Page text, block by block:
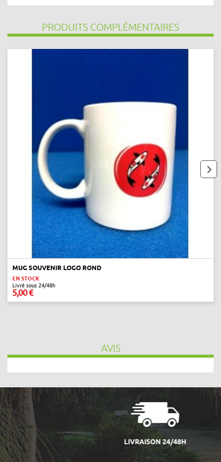
PRODUITS COMPLÉMENTAIRES
MUG SOUVENIR LOGO ROND
EN STOCK
Livré sous 24/48h
5,00 €
AVIS
LIVRAISON 24/48H